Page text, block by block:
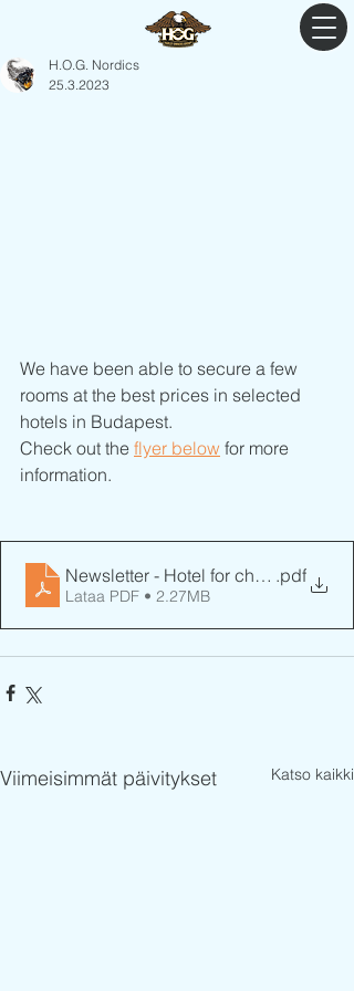
H.O.G. Nordics
25.3.2023
We have been able to secure a few
rooms at the best prices in selected
hotels in Budapest.
Check out the flyer below for more
information.
Newsletter - Hotel for chapters
.pdf
Lataa PDF • 2.27MB
Viimeisimmät päivitykset Katso kaikki